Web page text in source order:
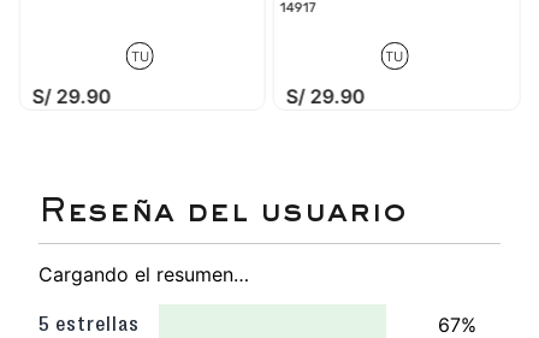
TU
S/ 29.90
14917
TU
S/ 29.90
Cargando el resumen…
5 estrellas 67%